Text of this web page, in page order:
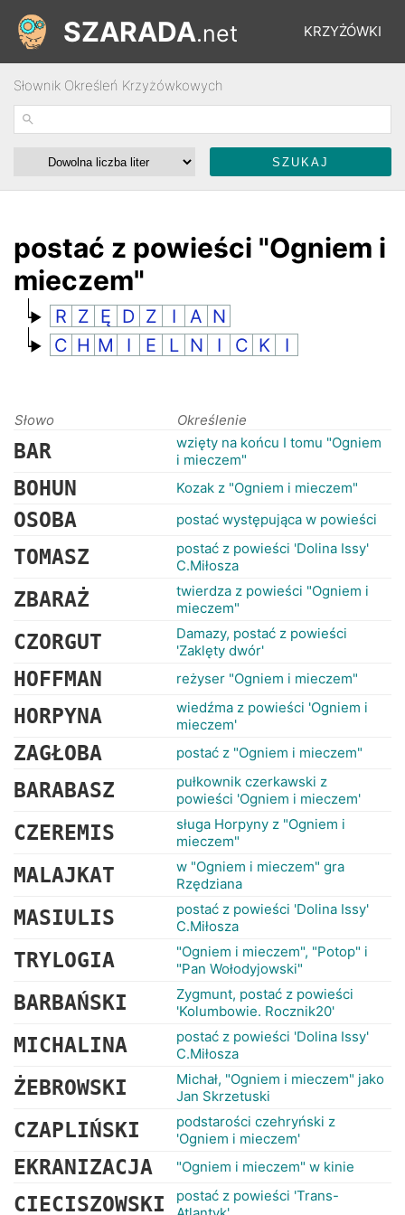
KRZYŻÓWKI
ŁAMIGŁÓWKI
SZARADA.net
Słownik Określeń Krzyżówkowych
postać z powieści "Ogniem i
mieczem"
R Z Ę D Z I A N
C H M I E L N I C K I
Słowo Określenie
BAR
wzięty na końcu I tomu "Ogniem
i mieczem"
BOHUN Kozak z "Ogniem i mieczem"
OSOBA postać występująca w powieści
TOMASZ
postać z powieści 'Dolina Issy'
C.Miłosza
ZBARAŻ
twierdza z powieści "Ogniem i
mieczem"
CZORGUT
Damazy, postać z powieści
'Zaklęty dwór'
HOFFMAN reżyser "Ogniem i mieczem"
HORPYNA
wiedźma z powieści 'Ogniem i
mieczem'
ZAGŁOBA postać z "Ogniem i mieczem"
BARABASZ
pułkownik czerkawski z
powieści 'Ogniem i mieczem'
CZEREMIS
sługa Horpyny z "Ogniem i
mieczem"
MALAJKAT
w "Ogniem i mieczem" gra
Rzędziana
MASIULIS
postać z powieści 'Dolina Issy'
C.Miłosza
TRYLOGIA
"Ogniem i mieczem", "Potop" i
"Pan Wołodyjowski"
BARBAŃSKI
Zygmunt, postać z powieści
'Kolumbowie. Rocznik20'
MICHALINA
postać z powieści 'Dolina Issy'
C.Miłosza
ŻEBROWSKI
Michał, "Ogniem i mieczem" jako
Jan Skrzetuski
CZAPLIŃSKI
podstarości czehryński z
'Ogniem i mieczem'
EKRANIZACJA "Ogniem i mieczem" w kinie
CIECISZOWSKI
postać z powieści 'Trans-